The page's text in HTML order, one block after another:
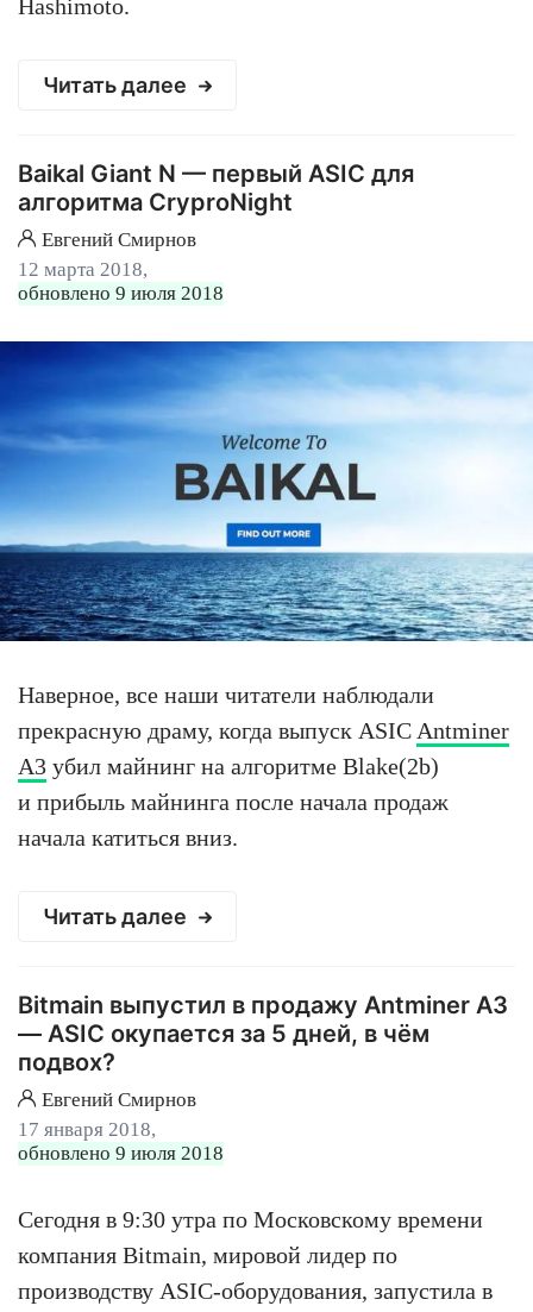
Hashimoto.
Читать далее
Baikal Giant N — первый ASIC для
алгоритма CryproNight
Евгений Смирнов
12 марта 2018,
обновлено 9 июля 2018
Наверное, все наши читатели наблюдали
прекрасную драму, когда выпуск ASIC Antminer
A3 убил майнинг на алгоритме Blake(2b)
и прибыль майнинга после начала продаж
начала катиться вниз.
Читать далее
Bitmain выпустил в продажу Antminer A3
— ASIC окупается за 5 дней, в чём
подвох?
Евгений Смирнов
17 января 2018,
обновлено 9 июля 2018
Сегодня в 9:30 утра по Московскому времени
компания Bitmain, мировой лидер по
производству ASIC-оборудования, запустила в